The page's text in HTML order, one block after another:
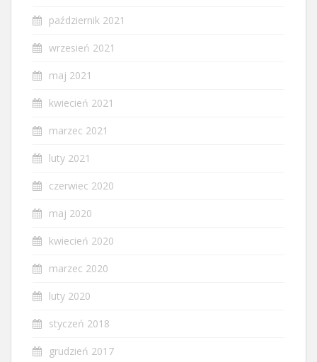
październik 2021
wrzesień 2021
maj 2021
kwiecień 2021
marzec 2021
luty 2021
czerwiec 2020
maj 2020
kwiecień 2020
marzec 2020
luty 2020
styczeń 2018
grudzień 2017